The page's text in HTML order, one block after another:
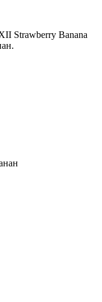
Strawberry Banana